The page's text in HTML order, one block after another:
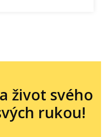
život svého
rukou!